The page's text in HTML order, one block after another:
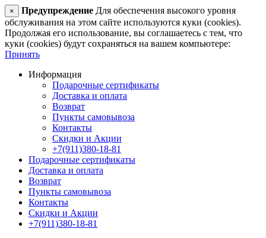
× Предупреждение Для обеспечения высокого уровня
обслуживания на этом сайте используются куки (cookies).
Продолжая его использование, вы соглашаетесь с тем, что
куки (cookies) будут сохраняться на вашем компьютере:
Принять
Информация
Подарочные сертификаты
Доставка и оплата
Возврат
Пункты самовывоза
Контакты
Скидки и Акции
+7(911)380-18-81
Подарочные сертификаты
Доставка и оплата
Возврат
Пункты самовывоза
Контакты
Скидки и Акции
+7(911)380-18-81